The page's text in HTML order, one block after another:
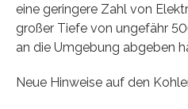
eine geringere Zahl von
großer Tiefe von ungefähr
an die Umgebung abgeben
Neue Hinweise auf den